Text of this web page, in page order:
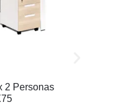
2 Personas